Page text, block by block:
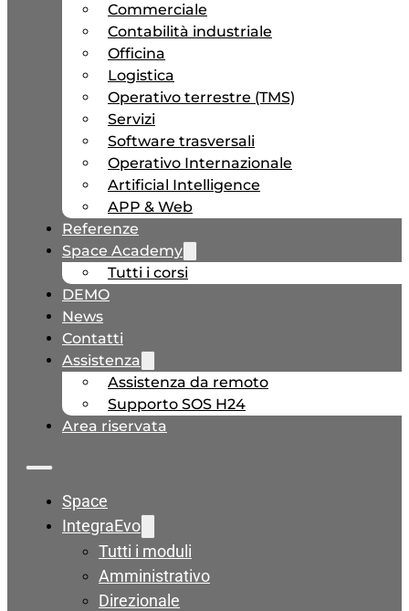
Commerciale
Contabilità industriale
Officina
Logistica
Operativo terrestre (TMS)
Servizi
Software trasversali
Operativo Internazionale
Artificial Intelligence
APP & Web
Referenze
Space Academy
Tutti i corsi
DEMO
News
Contatti
Assistenza
Assistenza da remoto
Supporto SOS H24
Area riservata
Space
IntegraEvo
Tutti i moduli
Amministrativo
Direzionale